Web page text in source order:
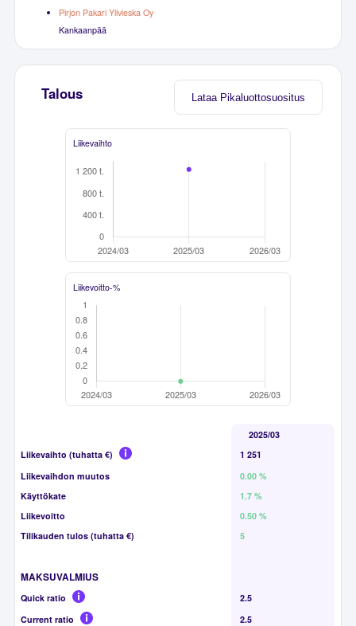
Pirjon Pakari Ylivieska Oy
Kankaanpää
Lataa Pikaluottosuositus
Talous
Liikevaihto
Liikevoitto-%
2025/03
Liikevaihto (tuhatta €)
1 251
Liikevaihdon muutos
0.00 %
Käyttökate
1.7 %
Liikevoitto
0.50 %
Tilikauden tulos (tuhatta €)
5
MAKSUVALMIUS
Quick ratio
2.5
Current ratio
2.5